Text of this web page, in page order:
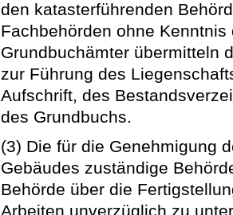
den katasterführenden
Fachbehörden ohne
Grundbuchämter übermitteln
zur Führung des
Aufschrift, des
des Grundbuchs.
(3) Die für die Genehmigung
Gebäudes zuständige
Behörde über die
Arbeiten unverzüglich zu